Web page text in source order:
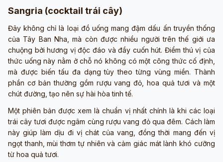
Sangria (cocktail trái cây)
Đây không chỉ là loại đồ uống mang đậm dấu ấn truyền thống
của Tây Ban Nha, mà còn được nhiều người trên thế giới ưa
chuộng bởi hương vị độc đáo và đầy cuốn hút. Điểm thú vị của
thức uống này nằm ở chỗ nó không có một công thức cố định,
mà được biến tấu đa dạng tùy theo từng vùng miền. Thành
phần cơ bản thường gồm rượu vang đỏ, hoa quả tươi và một
chút đường, tạo nên sự hài hòa tinh tế.
Một phiên bản được xem là chuẩn vị nhất chính là khi các loại
trái cây tươi được ngâm cùng rượu vang đỏ qua đêm. Cách làm
này giúp làm dịu đi vị chát của vang, đồng thời mang đến vị
ngọt thanh, mùi thơm tự nhiên và cảm giác mát lành khó cưỡng
từ hoa quả tươi.